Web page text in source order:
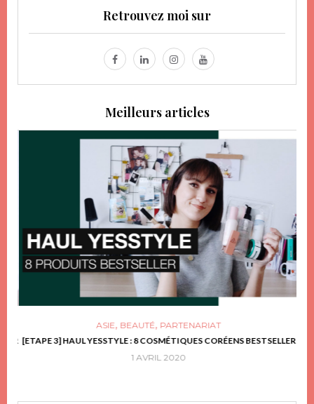
Retrouvez moi sur
Meilleurs articles
ASIE, BEAUTÉ, PARTENARIAT
[ETAPE 3] HAUL YESSTYLE : 8 COSMÉTIQUES CORÉENS BESTSELLER
1 AVRIL 2020